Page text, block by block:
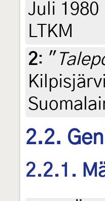
Juli
LTKM
2: "
2.2.
2.2.1.